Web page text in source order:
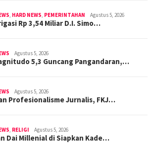
, HARD NEWS, PEMERINTAHAN Agustus 5, 2026
Rp 3,54 Miliar D.I. Simo…
Agustus 5, 2026
5,3 Guncang Pangandaran,…
Agustus 5, 2026
Profesionalisme Jurnalis, FKJ…
, RELIGI Agustus 5, 2026
Dai Millenial di Siapkan Kade…